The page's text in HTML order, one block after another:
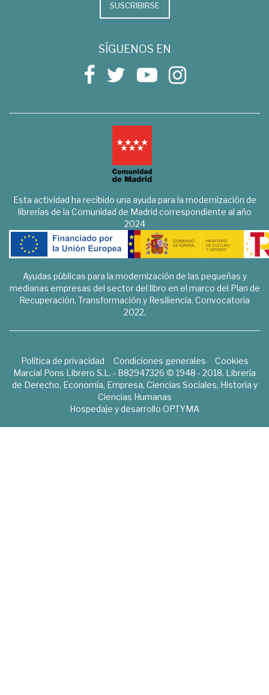
SUSCRIBIRSE
SÍGUENOS EN
Esta actividad ha recibido una ayuda para la modernización de
librerías de la Comunidad de Madrid correspondiente al año
2024
Ayudas públicas para la modernización de las pequeñas y
medianas empresas del sector del libro en el marco del Plan de
Recuperación, Transformación y Resiliencia. Convocatoria
2022.
Política de privacidad Condiciones generales
Cookies
Marcial Pons Librero S.L. - B82947326 © 1948 - 2018. Librería
de Derecho, Economía, Empresa, Ciencias Sociales, Historia y
Ciencias Humanas
Hospedaje y desarrollo OPTYMA